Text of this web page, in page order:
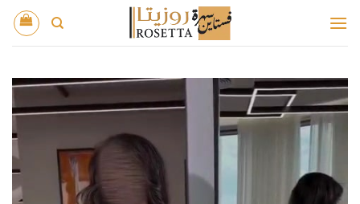
للمحتوى